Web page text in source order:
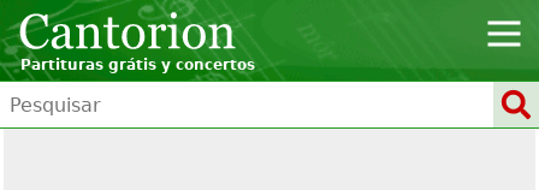
Partituras grátis y concertos